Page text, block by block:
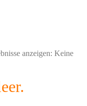
anzeigen: Keine